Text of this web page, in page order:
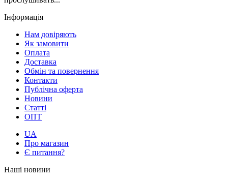
Інформація
Нам довіряють
Як замовити
Оплата
Доставка
Обмін та повернення
Контакти
Публічна оферта
Новини
Статті
ОПТ
UA
Про магазин
Є питання?
Наші новини